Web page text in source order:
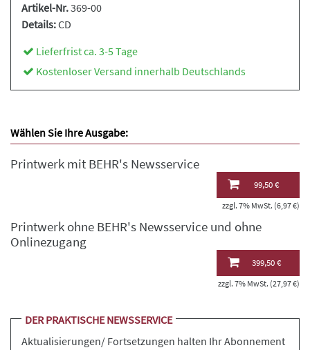
Artikel-Nr.369-00
Details:CD
Lieferfrist ca. 3-5 Tage
Kostenloser Versand innerhalb Deutschlands
Wählen Sie Ihre Ausgabe:
Printwerk mit BEHR's Newsservice
99,50 €
zzgl. 7% MwSt. (6,97 €)
Printwerk ohne BEHR's Newsservice und ohne
Onlinezugang
399,50 €
zzgl. 7% MwSt. (27,97 €)
DER PRAKTISCHE NEWSSERVICE
Aktualisierungen/ Fortsetzungen halten Ihr Abonnement